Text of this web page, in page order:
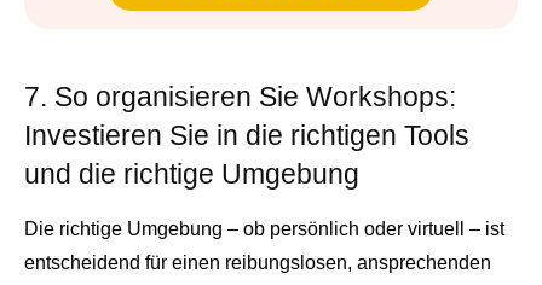
7. So organisieren Sie Workshops:
Investieren Sie in die richtigen Tools
und die richtige Umgebung
Die richtige Umgebung – ob persönlich oder virtuell – ist
entscheidend für einen reibungslosen, ansprechenden